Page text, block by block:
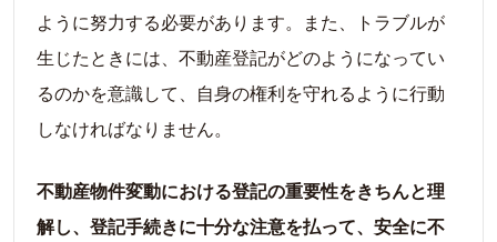
ように努力する必要があります。また、トラブルが
生じたときには、不動産登記がどのようになってい
るのかを意識して、自身の権利を守れるように行動
しなければなりません。
不動産物件変動における登記の重要性をきちんと理
解し、登記手続きに十分な注意を払って、安全に不